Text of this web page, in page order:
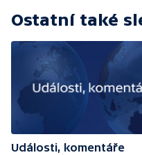
Ostatní také
Události, komentáře